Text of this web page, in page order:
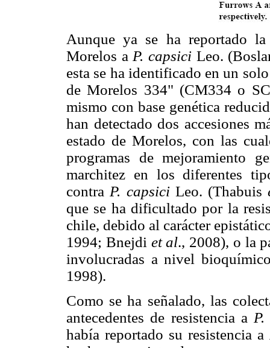
Aunque ya se ha reportado
Morelos a P. capsici Leo.
esta se ha identificado en un
de Morelos 334" (CM334 o
mismo con base genética
han detectado dos accesiones
estado de Morelos, con las
programas de mejoramiento
marchitez en los diferentes
contra P. capsiciLeo. (Thabuis
que se ha dificultado por la
chile, debido al carácter
1994; Bnejdi et al., 2008), o la
involucradas a nivel
1998).
Como se ha señalado, las
antecedentes de resistencia a
había reportado su resistencia a